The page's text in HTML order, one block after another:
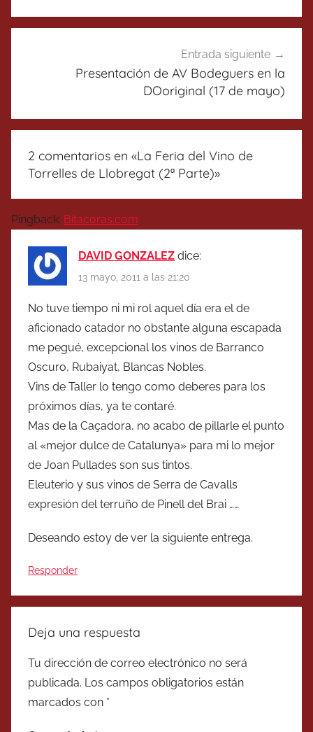
Entrada siguiente
Presentación de AV Bodeguers en la
DOoriginal (17 de mayo)
2 comentarios en «La Feria del Vino de
Torrelles de Llobregat (2ª Parte)»
Pingback: Bitacoras.com
DAVID GONZALEZ dice:
13 mayo, 2011 a las 21:20
No tuve tiempo ni mi rol aquel día era el de
aficionado catador no obstante alguna escapada
me pegué, excepcional los vinos de Barranco
Oscuro, Rubaiyat, Blancas Nobles.
Vins de Taller lo tengo como deberes para los
próximos días, ya te contaré.
Mas de la Caçadora, no acabo de pillarle el punto
al «mejor dulce de Catalunya» para mi lo mejor
de Joan Pullades son sus tintos.
Eleuterio y sus vinos de Serra de Cavalls
expresión del terruño de Pinell del Brai ……
Deseando estoy de ver la siguiente entrega.
Responder
Deja una respuesta
Tu dirección de correo electrónico no será
publicada. Los campos obligatorios están
marcados con *